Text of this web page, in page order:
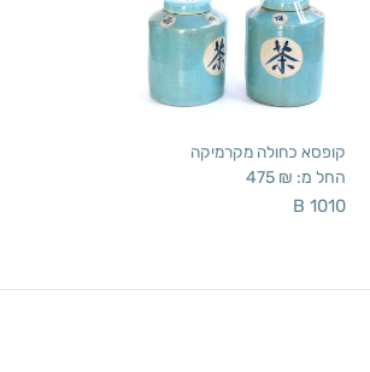
קופסא כחולה מקרמיקה
החל מ: 475 ₪
B 1010